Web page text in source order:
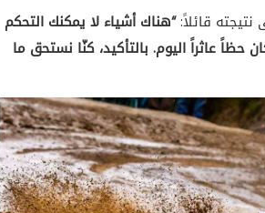
قائلاً:“هناك أشياء لا يمكنك التحكم
حظاً عاثراً اليوم. بالتأكيد، كنّا نستحق ما